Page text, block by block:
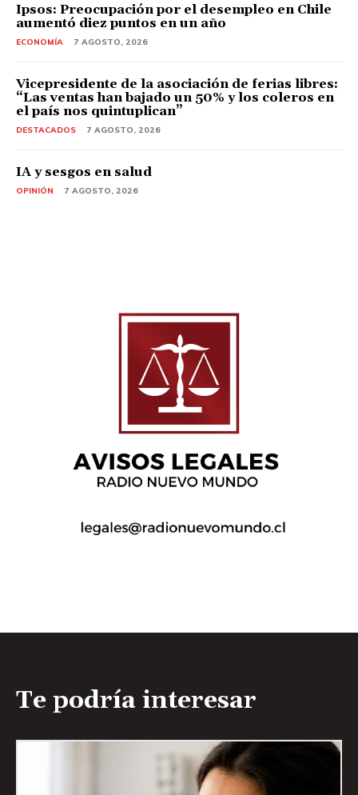
Ipsos: Preocupación por el desempleo en Chile
aumentó diez puntos en un año
ECONOMÍA 7 AGOSTO, 2026
Vicepresidente de la asociación de ferias libres:
“Las ventas han bajado un 50% y los coleros en
el país nos quintuplican”
DESTACADOS 7 AGOSTO, 2026
IA y sesgos en salud
OPINIÓN 7 AGOSTO, 2026
Te podría interesar